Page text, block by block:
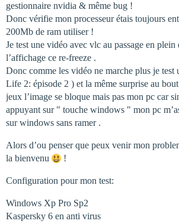
gestionnaire nvidia & même bug !
Donc vérifie mon processeur étais toujours
200Mb de ram utiliser !
Je test une vidéo avec vlc au passage en plein
l’affichage ce re-freeze .
Donc comme les vidéo ne marche plus je
Life 2: épisode 2 ) et la même surprise au
jeux l’image se bloque mais pas mon pc car
appuyant sur " touche windows " mon pc
sur windows sans ramer .
Alors d’ou penser que peux venir mon
la bienvenu
!
Configuration pour mon test:
Windows Xp Pro Sp2
Kaspersky 6 en anti virus